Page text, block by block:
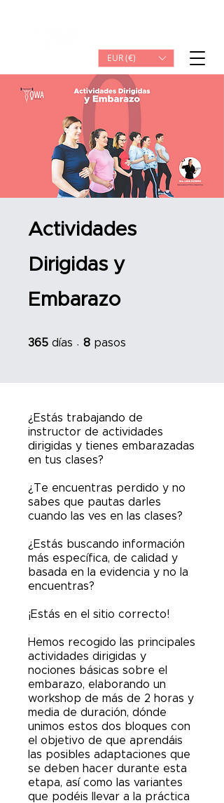
EUR (€)
Actividades
Dirigidas y
Embarazo
365 días 365 días
8 pasos
¿Estás trabajando de
instructor de actividades
dirigidas y tienes embarazadas
en tus clases?
¿Te encuentras perdido y no
sabes que pautas darles
cuando las ves en las clases?
¿Estás buscando información
más específica, de calidad y
basada en la evidencia y no la
encuentras?
¡Estás en el sitio correcto!
Hemos recogido las principales
actividades dirigidas y
nociones básicas sobre el
embarazo, elaborando un
workshop de más de 2 horas y
media de duración, dónde
unimos estos dos bloques con
el objetivo de que aprendáis
las posibles adaptaciones que
se deben hacer durante esta
etapa, así como las variantes
que podéis llevar a la práctica